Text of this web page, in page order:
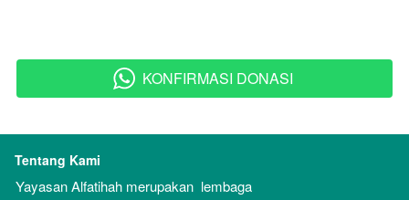
` KONFIRMASI DONASI
Tentang Kami
Yayasan Alfatihah merupakan  lembaga